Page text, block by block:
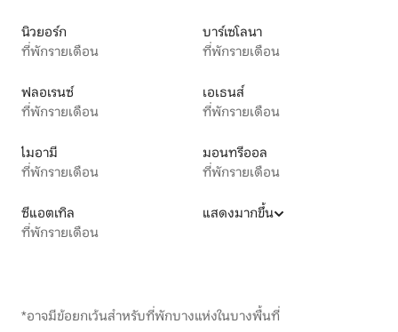
นิวยอร์ก
ที่พักรายเดือน
บาร์เซโลนา
ที่พักรายเดือน
ฟลอเรนซ์
ที่พักรายเดือน
เอเธนส์
ที่พักรายเดือน
ไมอามี
ที่พักรายเดือน
มอนทรีออล
ที่พักรายเดือน
ซีแอตเทิล
ที่พักรายเดือน
แสดงมากขึ้น
*อาจมีข้อยกเว้นสำหรับที่พักบางแห่งในบางพื้นที่